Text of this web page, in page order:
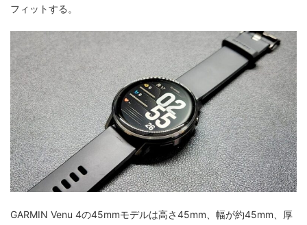
フィットする。
GARMIN Venu 4の45mmモデルは高さ45mm、幅が約45mm、厚